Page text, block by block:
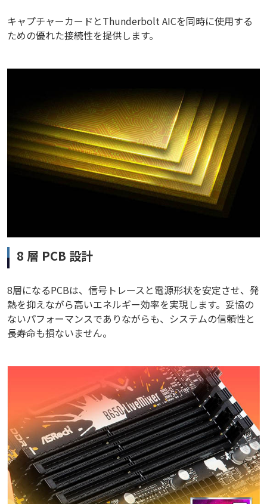
キャプチャーカードとThunderbolt AICを同時に使用する
ための優れた接続性を提供します。
8 層 PCB 設計
8層になるPCBは、信号トレースと電源形状を安定させ、発
熱を抑えながら高いエネルギー効率を実現します。妥協の
ないパフォーマンスでありながらも、システムの信頼性と
長寿命も損ないません。